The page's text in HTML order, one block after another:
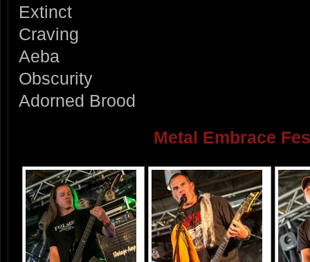
Extinct
Craving
Aeba
Obscurity
Adorned Brood
Metal Embrace